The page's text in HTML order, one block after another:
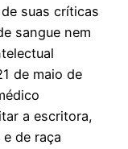
suas críticas
sangue nem
de maio de
a escritora,
de raça